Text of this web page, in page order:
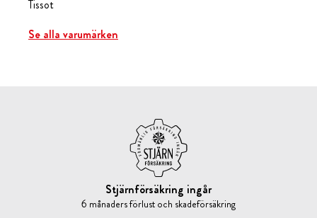
Tissot
Se alla varumärken
Stjärnförsäkring ingår
6 månaders förlust och skadeförsäkring